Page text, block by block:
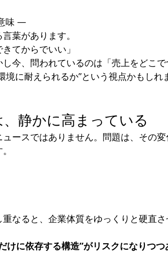
味 ―
葉があります。
てからでいい」
今、問われているのは「売上をどこで
に耐えられるか”という視点かもしれ
静かに高まっている
ースではありません。問題は、その
なると、企業体質をゆっくりと硬直
けに依存する構造”がリスクになりつつ